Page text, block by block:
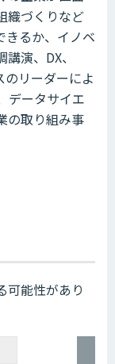
織づくりなど
きるか、イノベ
演、DX、
リーダーによ
データサイエ
の取り組み事
可能性があり